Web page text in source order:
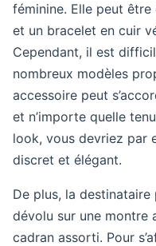
féminine. Elle peut
et un bracelet en cuir
Cependant, il est
nombreux modèles
accessoire peut
et n’importe quelle
look, vous devriez par
discret et élégant.
De plus, la
dévolu sur une montre
cadran assorti. Pour